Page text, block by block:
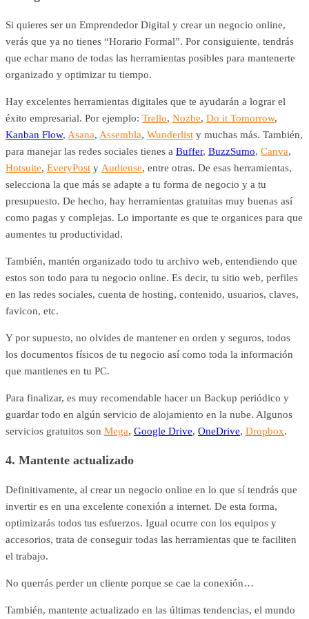
Si quieres ser un Emprendedor Digital y crear un negocio online,
verás que ya no tienes “Horario Formal”. Por consiguiente, tendrás
que echar mano de todas las herramientas posibles para mantenerte
organizado y optimizar tu tiempo.
Hay excelentes herramientas digitales que te ayudarán a lograr el
éxito empresarial. Por ejemplo: Trello, Nozbe, Do it Tomorrow,
Kanban Flow, Asana, Assembla, Wunderlist y muchas más. También,
para manejar las redes sociales tienes a Buffer, BuzzSumo, Canva,
Hotsuite, EveryPost y Audiense, entre otras. De esas herramientas,
selecciona la que más se adapte a tu forma de negocio y a tu
presupuesto. De hecho, hay herramientas gratuitas muy buenas así
como pagas y complejas. Lo importante es que te organices para que
aumentes tu productividad.
También, mantén organizado todo tu archivo web, entendiendo que
estos son todo para tu negocio online. Es decir, tu sitio web, perfiles
en las redes sociales, cuenta de hosting, contenido, usuarios, claves,
favicon, etc.
Y por supuesto, no olvides de mantener en orden y seguros, todos
los documentos físicos de tu negocio así como toda la información
que mantienes en tu PC.
Para finalizar, es muy recomendable hacer un Backup periódico y
guardar todo en algún servicio de alojamiento en la nube. Algunos
servicios gratuitos son Mega, Google Drive, OneDrive, Dropbox.
4. Mantente actualizado
Definitivamente, al crear un negocio online en lo que sí tendrás que
invertir es en una excelente conexión a internet. De esta forma,
optimizarás todos tus esfuerzos. Igual ocurre con los equipos y
accesorios, trata de conseguir todas las herramientas que te faciliten
el trabajo.
No querrás perder un cliente porque se cae la conexión…
También, mantente actualizado en las últimas tendencias, el mundo